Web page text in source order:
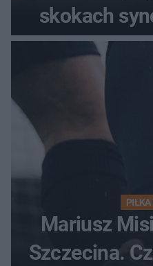
skokach
PIŁKA
Mariusz
Szczecina.